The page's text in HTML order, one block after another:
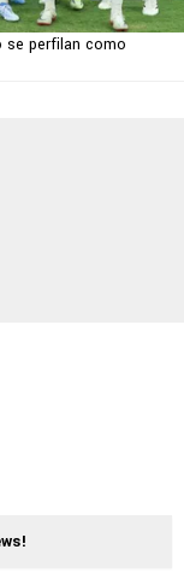
se perfilan como